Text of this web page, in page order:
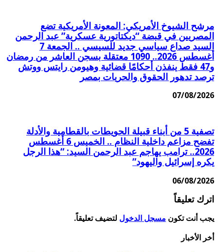
مرشح الشيوخ الأمريكي: المعونة الأمريكية تضع
المصريين في قبضة “ديكتاتورية عسكرية” عبد الرحمن
السيد صداع سياسي جديد للسيسي .. الجمعة 7
أغسطس 2026.. 1090 معتقلة بسجن العاشر من رمضان
و47 فقط ينفذن أحكامًا قضائية وهيومن رايتس ووتش
ترصد تدهور الحقوق والحريات بمصر
07/08/2026
تصفية 5 من أبناء قبيلة الحويطات بالقطامية والأدلة
تفضح مزاعم داخلية النظام .. الخميس 6 أغسطس
2026.. ترامب يهاجم عبد الرحمن السيد: “هذا الرجل
يكره إسرائيل واليهود”
06/08/2026
اترك تعليقاً
يجب أنت تكون مسجل الدخول لتضيف تعليقاً.
أخر الأخبار